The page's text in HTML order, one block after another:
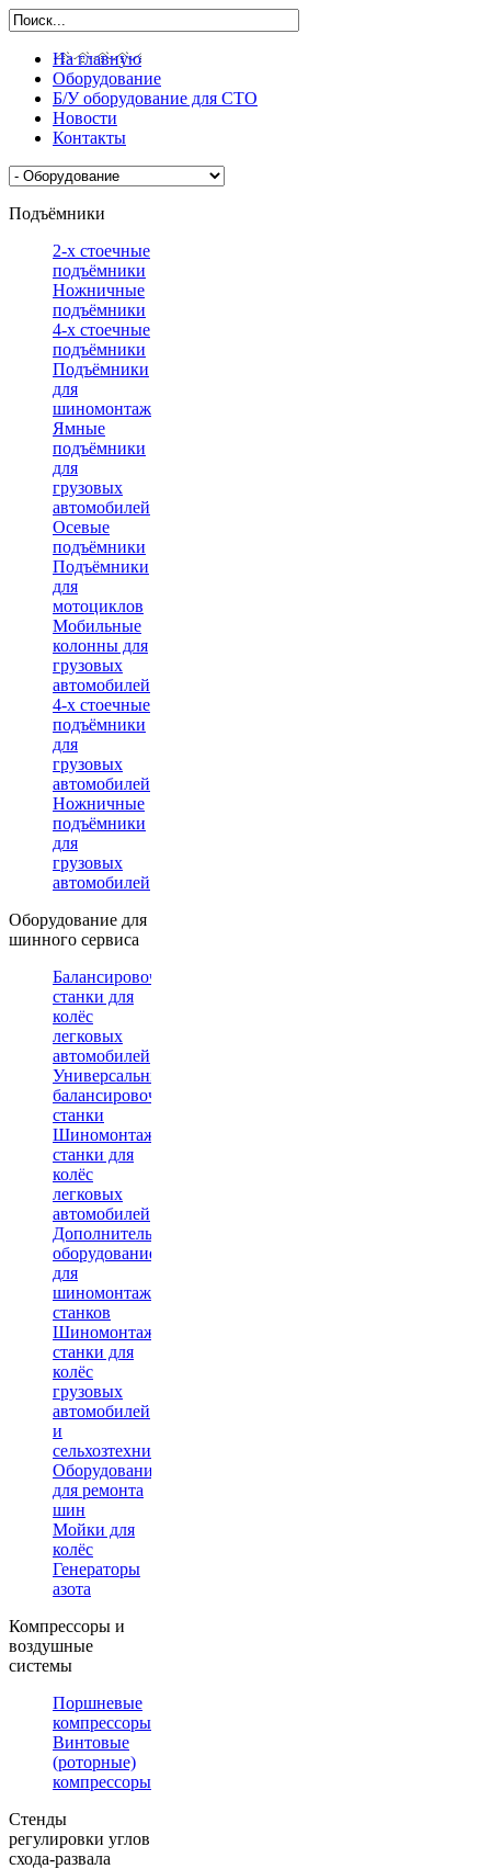
На главную
Оборудование
Б/У оборудование для СТО
Новости
Контакты
Подъёмники
2-х стоечные
подъёмники
Ножничные
подъёмники
4-х стоечные
подъёмники
Подъёмники
для
шиномонтажа
Ямные
подъёмники
для
грузовых
автомобилей
Осевые
подъёмники
Подъёмники
для
мотоциклов
Мобильные
колонны для
грузовых
автомобилей
4-х стоечные
подъёмники
для
грузовых
автомобилей
Ножничные
подъёмники
для
грузовых
автомобилей
Оборудование для
шинного сервиса
Балансировочные
станки для
колёс
легковых
автомобилей
Универсальные
балансировочные
станки
Шиномонтажные
станки для
колёс
легковых
автомобилей
Дополнительное
оборудование
для
шиномонтажных
станков
Шиномонтажные
станки для
колёс
грузовых
автомобилей
и
сельхозтехники
Оборудование
для ремонта
шин
Мойки для
колёс
Генераторы
азота
Компрессоры и
воздушные
системы
Поршневые
компрессоры
Винтовые
(роторные)
компрессоры
Стенды
регулировки углов
схода-развала